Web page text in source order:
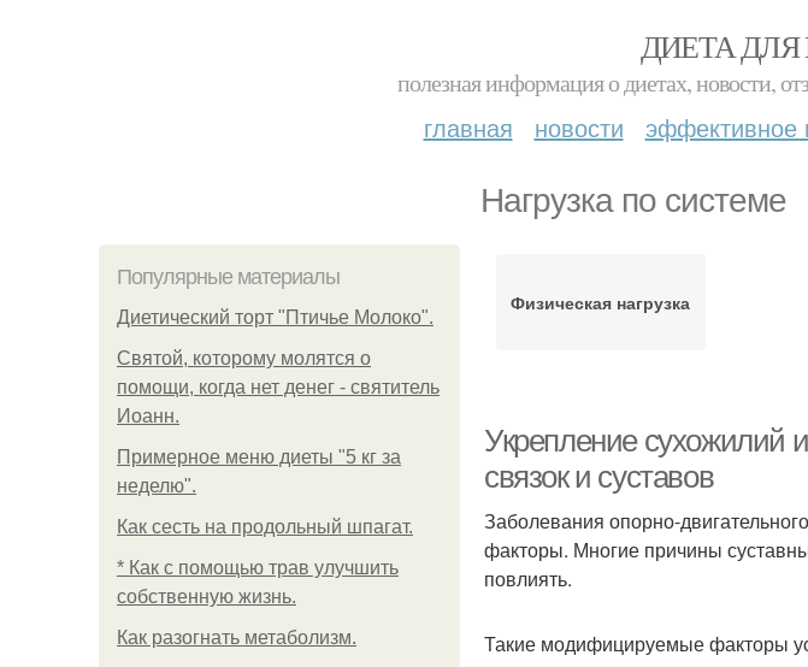
ДИЕТА
полезная информация о диетах, новости,
главная новости эффективное
Нагрузка по системе
Популярные материалы
Диетический торт "Птичье Молоко".
Святой, которому молятся о
помощи, когда нет денег - святитель
Иоанн.
Примерное меню диеты "5 кг за
неделю".
Как сесть на продольный шпагат.
* Как с помощью трав улучшить
собственную жизнь.
Как разогнать метаболизм.
Физическая нагрузка
Укрепление сухожилий
связок и суставов
Заболевания опорно-
факторы. Многие причины
повлиять.
Такие модифицируемые факторы